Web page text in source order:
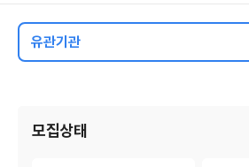
유관기관
모집상태